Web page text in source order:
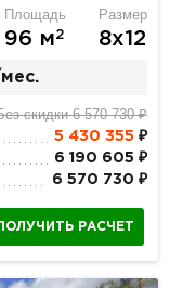
Площадь
96 м2
Размер
8х12
скидки 6 570 730 ₽
5 430 355 ₽
6 190 605 ₽
6 570 730 ₽
ПОЛУЧИТЬ РАСЧЕТ